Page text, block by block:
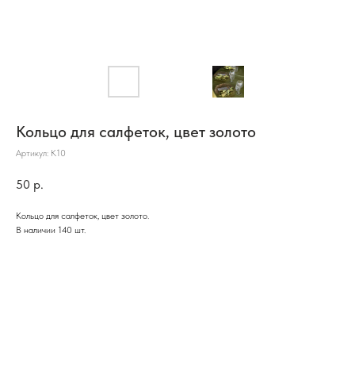
Кольцо для салфеток, цвет золото
Артикул: К10
50 р.
Кольцо для салфеток, цвет золото.
В наличии 140 шт.